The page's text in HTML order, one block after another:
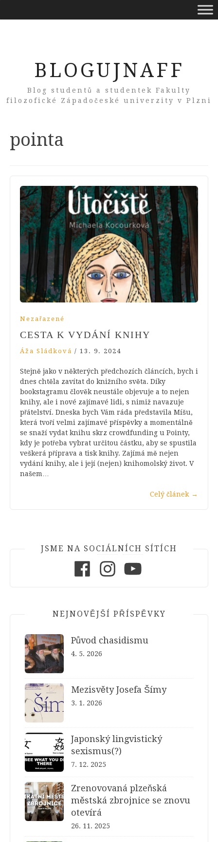
BLOGUJNAFF
Blog studentů a studentek Fakulty
filozofické Západočeské univerzity v Plzni
Tag:
pointa
Nezařazené
CESTA K VYDÁNÍ KNIHY
Áža Sládková / 13. 9. 2024
Stejně jako v některých předchozích článcích, bych i
dnes chtěla zavítat do knižního světa. Díky
bookstagramu člověk neustále objevuje a to nejen
knihy, ale i nové zajímavé lidi, s nimiž navazuje
přátelství. Dneska bych Vám ráda představila Míšu,
která tvoří velmi zajímavé příspěvky a momentálně
se snaží vydat knihu skrz crowdfunding u Pointy,
kdy je potřeba vybrat určitou částku, aby se spustila
veškerá příprava a tisk knihy. Zajímá mě nejen
vydání knihy, ale i její (nejen) knihomolský život. V
našem…
Celý článek →
JSME NA SOCIÁLNÍCH SÍTÍCH
NEJNOVĚJŠÍ PŘÍSPĚVKY
Původ chasidismu
4. 5. 2026
Mezisvěty Josefa Šímy
3. 1. 2026
Japonský lingvistický
sexismus(?)
7. 12. 2025
Zrenovovaná plzeňská
městská zbrojnice se znovu
otevírá
26. 11. 2025